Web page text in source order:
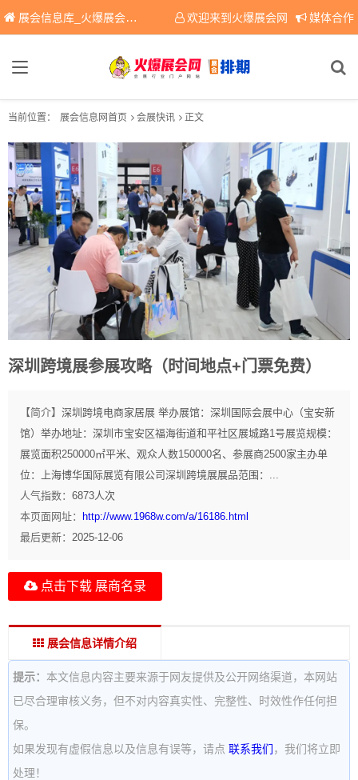
展会信息库_火爆展会网免费展会信息查询平台，提供专业会展服务！ 欢迎来到火爆展会网 媒体合作
当前位置： 展会信息网首页 会展快讯 正文
深圳跨境展参展攻略（时间地点+门票免费）
【简介】 深圳跨境电商家居展 举办展馆：深圳国际会展中心（宝安新
馆）举办地址：深圳市宝安区福海街道和平社区展城路1号展览规模：
展览面积250000㎡平米、观众人数150000名、参展商2500家主办单
位：上海博华国际展览有限公司深圳跨境展展品范围：...
人气指数： 6873人次
本页面网址：
http://www.1968w.com/a/16186.html
最后更新： 2025-12-06
点击下载 展商名录
展会信息详情介绍
提示： 本文信息内容主要来源于网友提供及公开网络渠道，本网站
已尽合理审核义务，但不对内容真实性、完整性、时效性作任何担
保。
如果发现有虚假信息以及信息有误等，请点 联系我们 ，我们将立即
处理！